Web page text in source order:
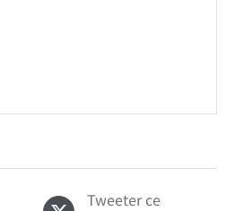
Tweeter ce